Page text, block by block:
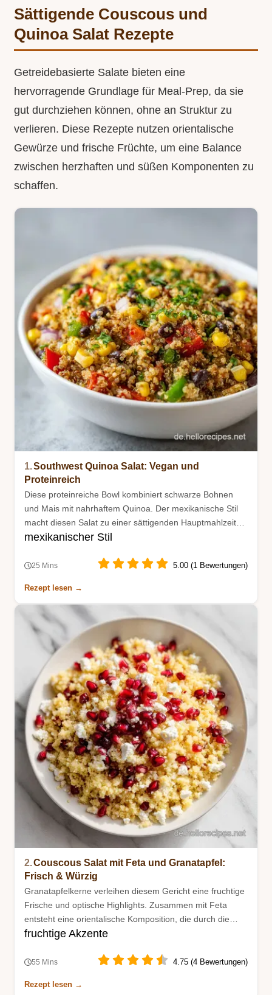
Sättigende Couscous und
Quinoa Salat Rezepte
Getreidebasierte Salate bieten eine
hervorragende Grundlage für Meal-Prep, da sie
gut durchziehen können, ohne an Struktur zu
verlieren. Diese Rezepte nutzen orientalische
Gewürze und frische Früchte, um eine Balance
zwischen herzhaften und süßen Komponenten zu
schaffen.
1.Southwest Quinoa Salat: Vegan und
Proteinreich
Diese proteinreiche Bowl kombiniert schwarze Bohnen
und Mais mit nahrhaftem Quinoa. Der mexikanische Stil
macht diesen Salat zu einer sättigenden Hauptmahlzeit
für den Alltag.
mexikanischer Stil
25 Mins 5.00 (1 Bewertungen)
Rezept lesen →
2.Couscous Salat mit Feta und Granatapfel:
Frisch & Würzig
Granatapfelkerne verleihen diesem Gericht eine fruchtige
Frische und optische Highlights. Zusammen mit Feta
entsteht eine orientalische Komposition, die durch die
Ziehzeit noch gewinnt.
fruchtige Akzente
55 Mins 4.75 (4 Bewertungen)
Rezept lesen →